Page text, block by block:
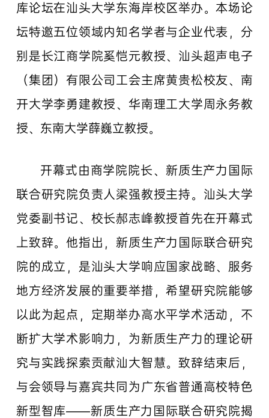
库论坛在汕头大学东海岸校区举办。本场论
坛特邀五位领域内知名学者与企业代表，分
别是长江商学院奚恺元教授、汕头超声电子
（集团）有限公司工会主席黄贵松校友、南
开大学李勇建教授、华南理工大学周永务教
授、东南大学薛巍立教授。
开幕式由商学院院长、新质生产力国际
联合研究院负责人梁强教授主持。汕头大学
党委副书记、校长郝志峰教授首先在开幕式
上致辞。他指出，新质生产力国际联合研究
院的成立，是汕头大学响应国家战略、服务
地方经济发展的重要举措，希望研究院能够
以此为起点，定期举办高水平学术活动，不
断扩大学术影响力，为新质生产力的理论研
究与实践探索贡献汕大智慧。致辞结束后，
与会领导与嘉宾共同为广东省普通高校特色
新型智库——新质生产力国际联合研究院揭